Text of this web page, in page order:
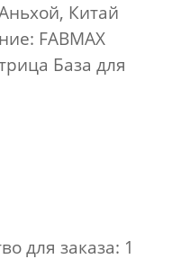
Китай
FABMAX
База для
для заказа: 1